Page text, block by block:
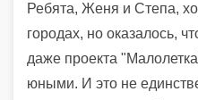
Ребята, Женя и Степа,
городах, но оказалось,
даже проекта
юными. И это не